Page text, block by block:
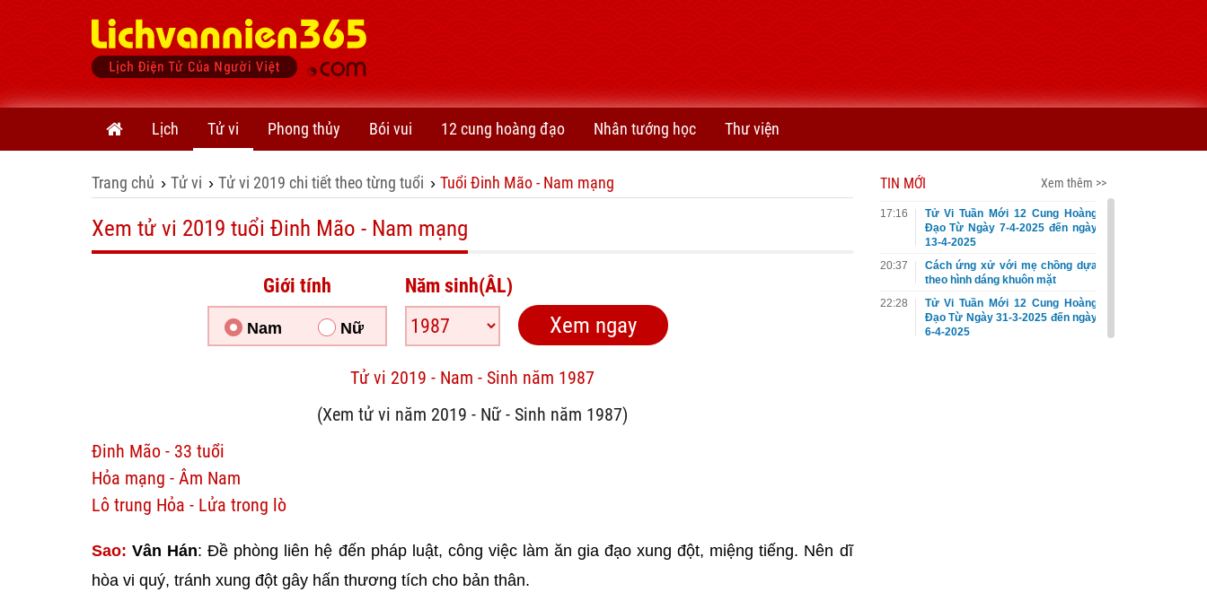
Lịch Tử vi Phong thủy Bói vui 12 cung hoàng đạo Nhân tướng học Thư viện
Trang chủ › Tử vi › Tử vi 2019 chi tiết theo từng tuổi › Tuổi Đinh Mão - Nam mạng
Xem tử vi 2019 tuổi Đinh Mão - Nam mạng
Giới tính
Nam Nữ
Năm sinh(ÂL)
Tử vi 2019 - Nam - Sinh năm 1987
(Xem tử vi năm 2019 - Nữ - Sinh năm 1987)
Đinh Mão - 33 tuổi
Hỏa mạng - Âm Nam
Lô trung Hỏa - Lửa trong lò
Sao: Vân Hán: Đề phòng liên hệ đến pháp luật, công việc làm ăn gia đạo xung đột, miệng tiếng. Nên dĩ
hòa vi quý, tránh xung đột gây hấn thương tích cho bản thân.
TIN MỚI Xem thêm >>
17:16
Tử Vi Tuần Mới 12 Cung Hoàng
Đạo Từ Ngày 7-4-2025 đến ngày
13-4-2025
20:37
Cách ứng xử với mẹ chồng dựa
theo hình dáng khuôn mặt
22:28
Tử Vi Tuần Mới 12 Cung Hoàng
Đạo Từ Ngày 31-3-2025 đến ngày
6-4-2025